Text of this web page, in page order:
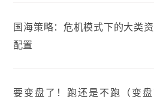
国海策略：危机模式下的大类
配置
要变盘了！跑还是不跑（变